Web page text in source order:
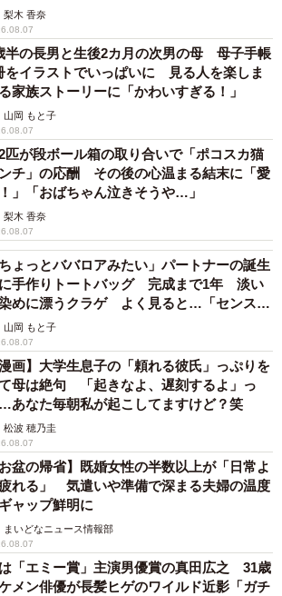
梨木 香奈
半の長男と生後2カ月の次男の母 母子手帳
をイラストでいっぱいに 見る人を楽しま
家族ストーリーに「かわいすぎる！」
山岡 もと子
匹が段ボール箱の取り合いで「ポコスカ猫
チ」の応酬 その後の心温まる結末に「愛
」「おばちゃん泣きそうや…」
梨木 香奈
ちょっとババロアみたい」パートナーの誕生
に手作りトートバッグ 完成まで1年 淡い
めに漂うクラゲ よく見ると…「センスす
」
山岡 もと子
漫画】大学生息子の「頼れる彼氏」っぷりを
母は絶句 「起きなよ、遅刻するよ」っ
あなた毎朝私が起こしてますけど？笑
松波 穂乃圭
お盆の帰省】既婚女性の半数以上が「日常よ
れる」 気遣いや準備で深まる夫婦の温度
ャップ鮮明に
まいどなニュース情報部
「エミー賞」主演男優賞の真田広之 31歳
メン俳優が長髪ヒゲのワイルド近影「ガチ